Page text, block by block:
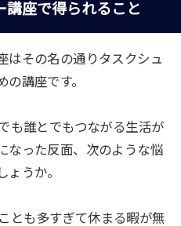
講座で得られること
はその名の通りタスクシュ
講座です。
も誰とでもつながる生活が
なった反面、次のような悩
ょうか。
とも多すぎて休まる暇が無